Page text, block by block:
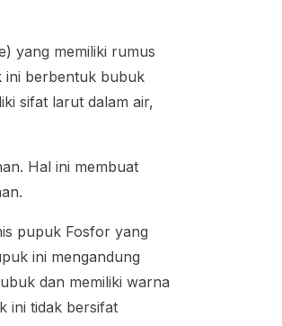
) yang memiliki rumus
ini berbentuk bubuk
sifat larut dalam air,
Hal ini membuat
pupuk Fosfor yang
ini mengandung
dan memiliki warna
ini tidak bersifat